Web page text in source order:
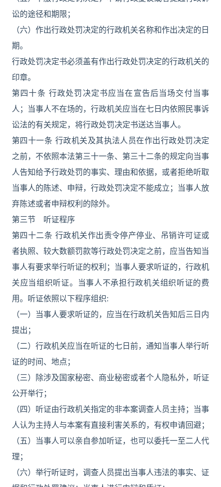
讼的途径和期限；
（六）作出行政处罚决定的行政机关名称和作出决定的日
期。
行政处罚决定书必须盖有作出行政处罚决定的行政机关的
印章。
第四十条 行政处罚决定书应当在宣告后当场交付当事
人；当事人不在场的，行政机关应当在七日内依照民事诉
讼法的有关规定，将行政处罚决定书送达当事人。
第四十一条 行政机关及其执法人员在作出行政处罚决定
之前，不依照本法第三十一条、第三十二条的规定向当事
人告知给予行政处罚的事实、理由和依据，或者拒绝听取
当事人的陈述、申辩，行政处罚决定不能成立；当事人放
弃陈述或者申辩权利的除外。
第三节 听证程序
第四十二条 行政机关作出责令停产停业、吊销许可证或
者执照、较大数额罚款等行政处罚决定之前，应当告知当
事人有要求举行听证的权利；当事人要求听证的，行政机
关应当组织听证。当事人不承担行政机关组织听证的费
用。听证依照以下程序组织:
（一）当事人要求听证的，应当在行政机关告知后三日内
提出；
（二）行政机关应当在听证的七日前，通知当事人举行听
证的时间、地点；
（三）除涉及国家秘密、商业秘密或者个人隐私外，听证
公开举行；
（四）听证由行政机关指定的非本案调查人员主持；当事
人认为主持人与本案有直接利害关系的，有权申请回避；
（五）当事人可以亲自参加听证，也可以委托一至二人代
理；
（六）举行听证时，调查人员提出当事人违法的事实、证